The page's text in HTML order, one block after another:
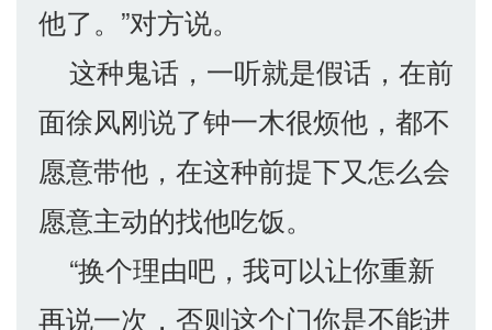
他了。”对方说。
这种鬼话，一听就是假话，在前
面徐风刚说了钟一木很烦他，都不
愿意带他，在这种前提下又怎么会
愿意主动的找他吃饭。
“换个理由吧，我可以让你重新
再说一次，否则这个门你是不能进